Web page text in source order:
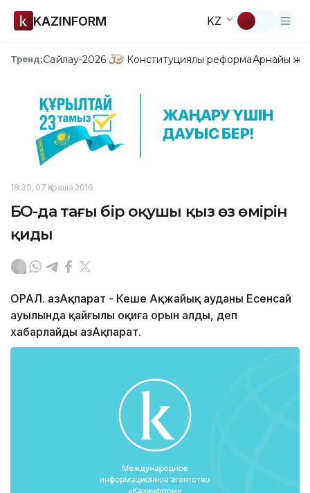
KAZINFORM KZ
Тренд:Сайлау-2026 Конституциялық реформаАрнайы
18:39, 07 Қараша 2016
БҚО-да тағы бір оқушы қыз өз өмірін
қиды
ОРАЛ. ҚазАқпарат - Кеше Ақжайық ауданы Есенсай
ауылында қайғылы оқиға орын алды, деп
хабарлайды ҚазАқпарат.